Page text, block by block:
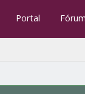
Portal Fórum